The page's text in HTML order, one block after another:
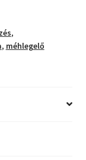
,
, méhlegelő